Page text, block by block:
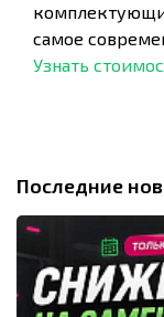
самое
Узнать
Последние